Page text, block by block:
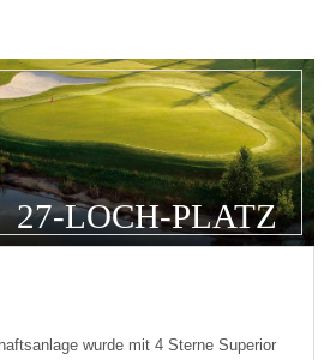
27-LOCH-PLATZ
wurde mit 4 Sterne Superior